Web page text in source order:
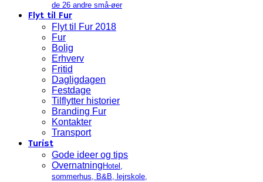
de 26 andre små-øer
Flyt til Fur
Flyt til Fur 2018
Fur
Bolig
Erhverv
Fritid
Dagligdagen
Festdage
Tilflytter historier
Branding Fur
Kontakter
Transport
Turist
Gode ideer og tips
Overnatning Hotel,
sommerhus, B&B, lejrskole,